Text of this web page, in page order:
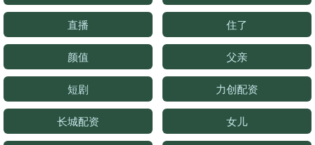
直播 住了
颜值 父亲
短剧 力创配资
长城配资 女儿